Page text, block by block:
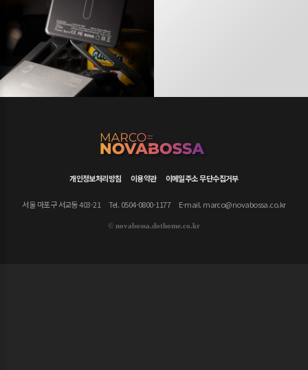
개인정보처리방침 이용약관 이메일주소 무단수집거부
서울 마포구 서교동 403-21 Tel. 0504-0800-1177 E-mail. marco@novabossa.co.kr
© novabossa.dothome.co.kr